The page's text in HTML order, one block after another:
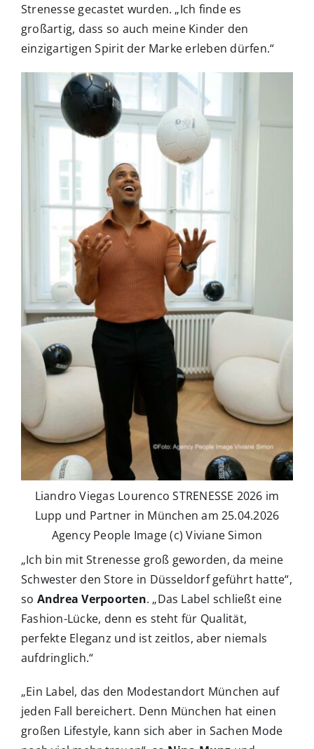
Strenesse gecastet wurden. „Ich finde es
großartig, dass so auch meine Kinder den
einzigartigen Spirit der Marke erleben dürfen.“
Liandro Viegas Lourenco STRENESSE 2026 im
Lupp und Partner in München am 25.04.2026
Agency People Image (c) Viviane Simon
„Ich bin mit Strenesse groß geworden, da meine
Schwester den Store in Düsseldorf geführt hatte“,
so Andrea Verpoorten. „Das Label schließt eine
Fashion-Lücke, denn es steht für Qualität,
perfekte Eleganz und ist zeitlos, aber niemals
aufdringlich.“
„Ein Label, das den Modestandort München auf
jeden Fall bereichert. Denn München hat einen
großen Lifestyle, kann sich aber in Sachen Mode